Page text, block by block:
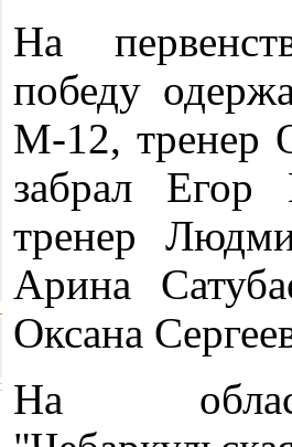
На
победу
М-12, тренер
забрал Егор
тренер
Арина
Оксана
На